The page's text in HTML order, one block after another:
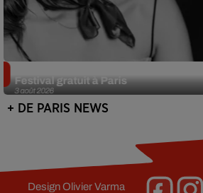
3 août 2026
Festival gratuit à Paris
+ DE PARIS NEWS
DesignOlivier Varma